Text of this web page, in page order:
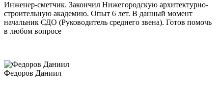
Инженер-сметчик. Закончил Нижегородскую архитектурно-
строительную академию. Опыт 6 лет. В данный момент
начальник СДО (Руководитель среднего звена). Готов помочь
в любом вопросе
Федоров Даниил